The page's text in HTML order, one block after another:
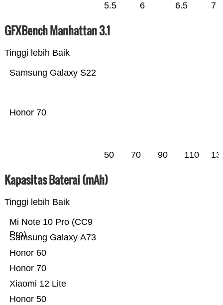
5.5 6 6.5 7
GFXBench Manhattan 3.1
Tinggi lebih Baik
Honor 70
Samsung Galaxy S22
50 70 90 110
Kapasitas Baterai (mAh)
Tinggi lebih Baik
Honor 50
Xiaomi 12 Lite
Honor 70
Honor 60
Samsung Galaxy A73
Mi Note 10 Pro (CC9
Pro)